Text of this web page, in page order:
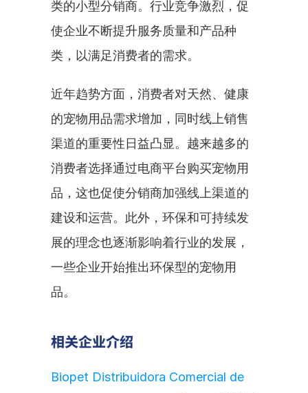
类的小型分销商。行业竞争激烈，促
使企业不断提升服务质量和产品种
类，以满足消费者的需求。
近年趋势方面，消费者对天然、健康
的宠物用品需求增加，同时线上销售
渠道的重要性日益凸显。越来越多的
消费者选择通过电商平台购买宠物用
品，这也促使分销商加强线上渠道的
建设和运营。此外，环保和可持续发
展的理念也逐渐影响着行业的发展，
一些企业开始推出环保型的宠物用
品。
相关企业介绍
Biopet Distribuidora Comercial de